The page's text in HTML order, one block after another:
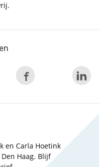
en Carla Hoetink
Haag. Blijf